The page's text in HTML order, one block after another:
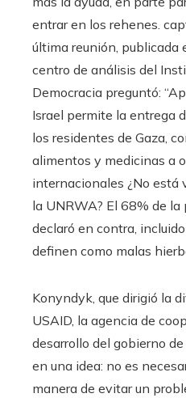
entrar en los rehenes.
última reunión, publicada
centro de análisis del
Democracia preguntó:
Israel permite la entrega
los residentes de Gaza,
alimentos y medicinas a
internacionales ¿No está
la UNRWA? El 68% de la
declaró en contra,
definen como malas
Konyndyk, que dirigió la
USAID, la agencia de
desarrollo del gobierno
en una idea: no es
manera de evitar un